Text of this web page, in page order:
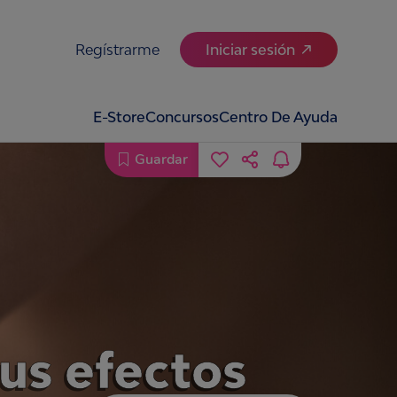
Regístrarme Iniciar sesión
E-StoreConcursosCentro De Ayuda
efectos
Guardar